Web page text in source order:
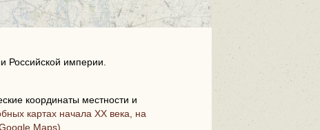
Российской империи.
координаты местности и
картах начала XX века, на
Maps)